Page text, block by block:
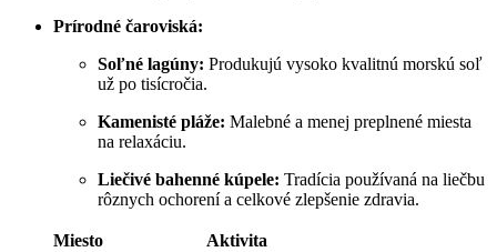
Prírodné čaroviská:
Soľné lagúny: Produkujú vysoko kvalitnú morskú soľ
už po tisícročia.
Kamenisté pláže: Malebné a menej preplnené miesta
na relaxáciu.
Liečivé bahenné kúpele: Tradícia používaná na liečbu
rôznych ochorení a celkové zlepšenie zdravia.
Miesto
Aktivita